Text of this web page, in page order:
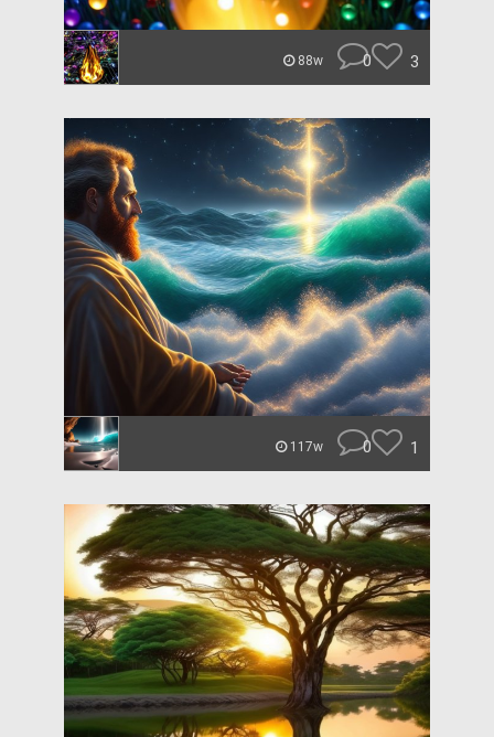
88w 0 3
117w 0 1